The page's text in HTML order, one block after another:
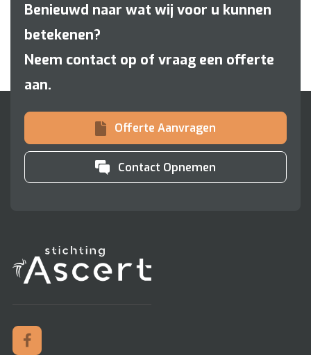
Benieuwd naar wat wij voor u kunnen
betekenen?
Neem contact op of vraag een offerte
aan.
Offerte Aanvragen
Contact Opnemen